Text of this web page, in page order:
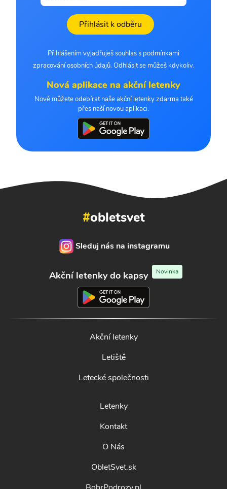
Přihlásit k odběru
Přihlášením vyjadřuješ souhlas s podmínkami
zpracování osobních údajů. Odhlásit se můžeš kdykoliv.
Nová aplikace na akční letenky
Nově můžete odebírat naše akční letenky zdarma také
přes naší novou aplikaci.
#obletsvet
Sleduj nás na instagramu
Akční letenky do kapsy Novinka
Akční letenky
Letiště
Letecké společnosti
Letenky
Kontakt
O Nás
ObletSvet.sk